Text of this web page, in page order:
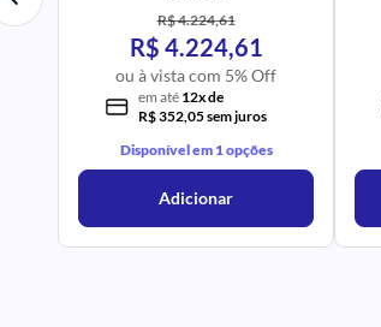
R$ 4.224,61
R$ 4.224,61
ou à vista com 5% Off
em até 12x de
R$ 352,05 sem juros
Disponível em 1 opções
Adicionar